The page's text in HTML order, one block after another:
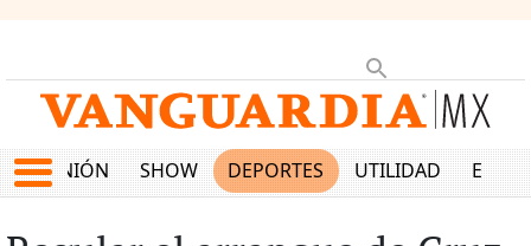
OPINIÓN SHOW DEPORTES UTILIDAD